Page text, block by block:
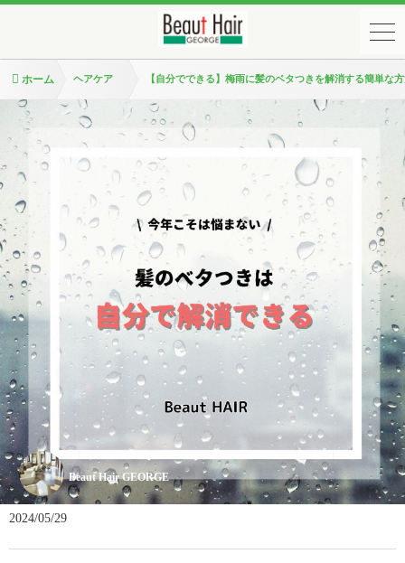
ホーム ヘアケア 【自分でできる】梅雨に髪のベタつきを解消する簡単な
Beaut Hair GEORGE
2024/05/29